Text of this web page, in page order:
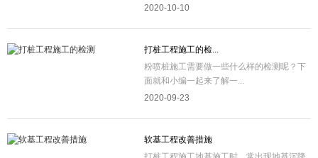
2020-10-10
打桩工程施工的检...
粉喷桩施工需要做一些什么样的检测呢？下
面就和小编一起来了解一...
2020-09-23
软基工程改善措施